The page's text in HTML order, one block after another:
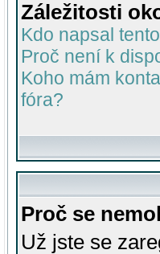
Záležitosti
Kdo napsal
Proč není k
Koho mám
fóra?
Proč se
Už jste se